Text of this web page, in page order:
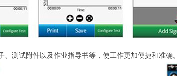
测试附件以及作业指导书等，使工作更加便捷和准确。